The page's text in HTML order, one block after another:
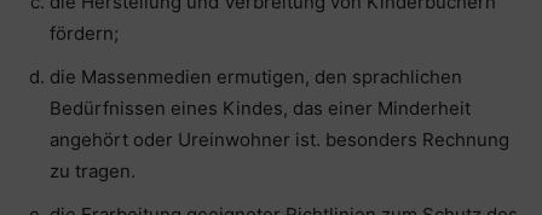
fördern;
die Massenmedien ermutigen, den sprachlichen
Bedürfnissen eines Kindes, das einer Minderheit
angehört oder Ureinwohner ist. besonders Rechnung
zu tragen.